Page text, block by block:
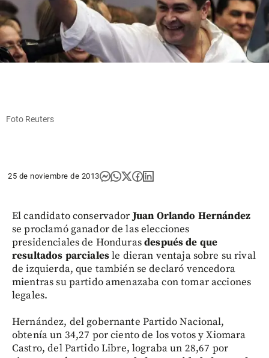
Foto Reuters
25 de noviembre de 2013
El candidato conservadorJuan Orlando Hernández
se proclamó ganador de las elecciones
presidenciales de Hondurasdespués de que
resultados parcialesle dieran ventaja sobre su rival
de izquierda, que también se declaró vencedora
mientras su partido amenazaba con tomar acciones
legales.
Hernández, del gobernante Partido Nacional,
obtenía un 34,27 por ciento de los votos y Xiomara
Castro, del Partido Libre, lograba un 28,67 por